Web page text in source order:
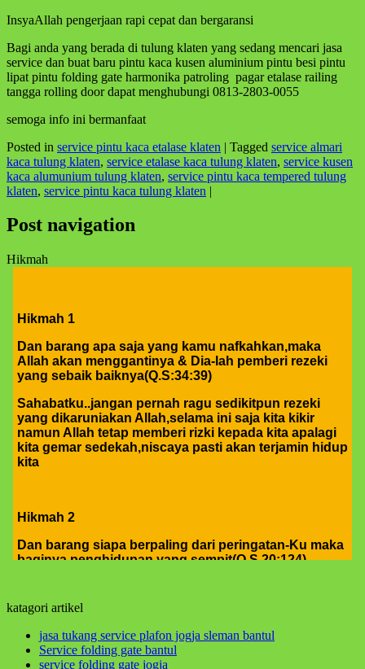
InsyaAllah pengerjaan rapi cepat dan bergaransi
Bagi anda yang berada di tulung klaten yang sedang mencari jasa
service dan buat baru pintu kaca kusen aluminium pintu besi pintu
lipat pintu folding gate harmonika patroling pagar etalase railing
tangga rolling door dapat menghubungi 0813-2803-0055
semoga info ini bermanfaat
Posted in service pintu kaca etalase klaten | Tagged service almari
kaca tulung klaten, service etalase kaca tulung klaten, service kusen
kaca alumunium tulung klaten, service pintu kaca tempered tulung
klaten, service pintu kaca tulung klaten |
Post navigation
Hikmah
Hikmah 1
Dan barang apa saja yang kamu nafkahkan,maka
Allah akan menggantinya & Dia-lah pemberi rezeki
yang sebaik baiknya(Q.S:34:39)
Sahabatku..jangan pernah ragu sedikitpun rezeki
yang dikaruniakan Allah,selama ini saja kita kikir
namun Allah tetap memberi rizki kepada kita apalagi
kita gemar sedekah,niscaya pasti akan terjamin hidup
kita
Hikmah 2
Dan barang siapa berpaling dari peringatan-Ku maka
baginya penghidupan yang sempit(Q.S.20:124)
dosa kita kepada Allah
Hikmah 3
katagori artikel
jasa tukang service plafon jogja sleman bantul
Service folding gate bantul
service folding gate jogja